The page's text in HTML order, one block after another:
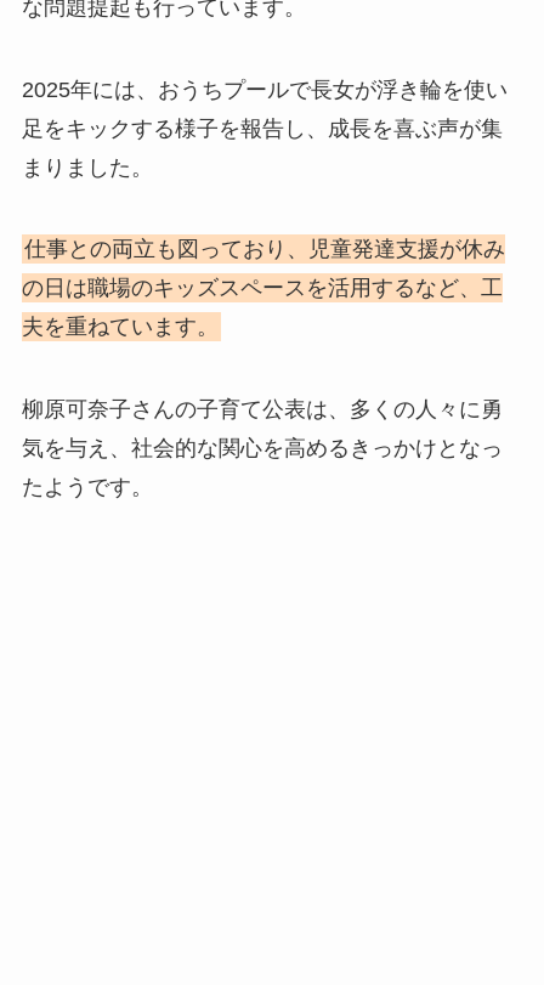
な問題提起も行っています。
2025年には、おうちプールで長女が浮き輪を使い
足をキックする様子を報告し、成長を喜ぶ声が集
まりました。
仕事との両立も図っており、児童発達支援が休み
の日は職場のキッズスペースを活用するなど、工
夫を重ねています。
柳原可奈子さんの子育て公表は、多くの人々に勇
気を与え、社会的な関心を高めるきっかけとなっ
たようです。